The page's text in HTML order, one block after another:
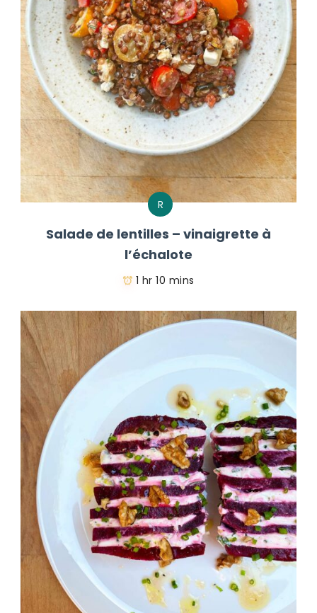
R
Salade de lentilles – vinaigrette à
l’échalote
1 hr 10 mins